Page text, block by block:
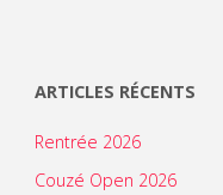
ARTICLES RÉCENTS
Rentrée 2026
Couzé Open 2026